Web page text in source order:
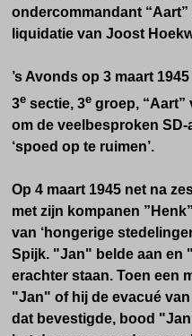
ondercommandant
liquidatie van Joost
’s Avonds op 3 maart
3e sectie, 3e groep, “Aart”
om de veelbesproken
‘spoed op te ruimen’.
Op 4 maart 1945 net na
met zijn kompanen
van ‘hongerige
Spijk. "Jan" belde aan en
erachter staan. Toen een
"Jan" of hij de evacué
dat bevestigde, bood